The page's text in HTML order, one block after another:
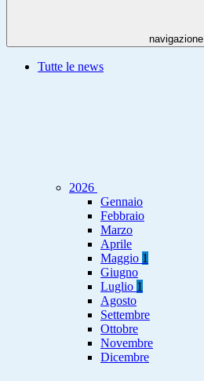
navigazione
Tutte le news
2026
Gennaio
Febbraio
Marzo
Aprile
Maggio 1
Giugno
Luglio 1
Agosto
Settembre
Ottobre
Novembre
Dicembre